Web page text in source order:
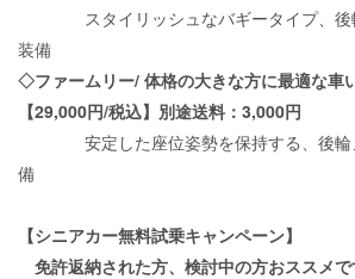
スタイリッシュなバギータイプ、後
装備
◇ファームリー/ 体格の大きな方に最適な車
【29,000円/税込】別途送料： 3,000円
安定した座位姿勢を保持する、後輪
備
【シニアカー無料試乗キャンペーン】
免許返納された方、検討中の方おススメで